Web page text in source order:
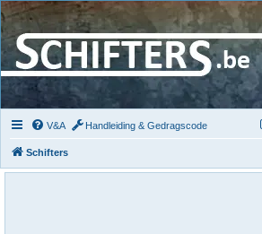
V&A Handleiding & Gedragscode
Schifters